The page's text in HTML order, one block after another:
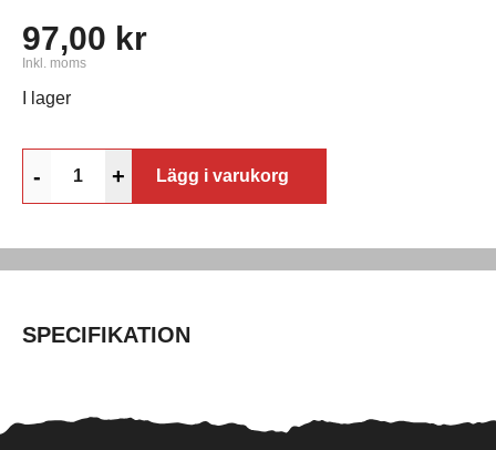
97,00 kr
Inkl. moms
I lager
- + Lägg i varukorg
SPECIFIKATION